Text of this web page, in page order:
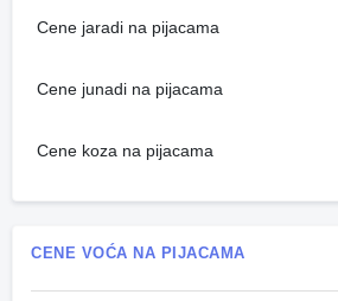
Cene jaradi na pijacama
Cene junadi na pijacama
Cene koza na pijacama
CENE VOĆA NA PIJACAMA